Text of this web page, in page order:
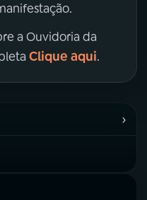
a Ouvidoria da
Clique aqui.
›